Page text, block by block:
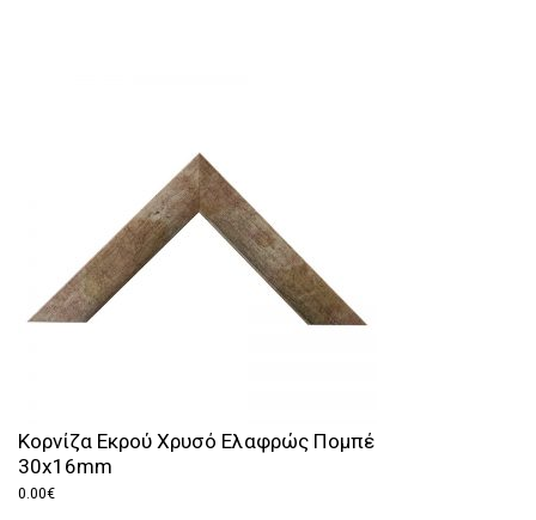
Κορνίζα Εκρού Χρυσό Ελαφρώς Πομπέ
30x16mm
0.00€